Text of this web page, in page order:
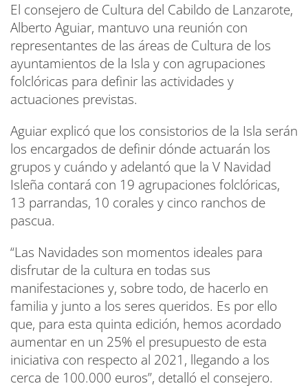
El consejero de Cultura del Cabildo de Lanzarote,
Alberto Aguiar, mantuvo una reunión con
representantes de las áreas de Cultura de los
ayuntamientos de la Isla y con agrupaciones
folclóricas para definir las actividades y
actuaciones previstas.
Aguiar explicó que los consistorios de la Isla serán
los encargados de definir dónde actuarán los
grupos y cuándo y adelantó que la V Navidad
Isleña contará con 19 agrupaciones folclóricas,
13 parrandas, 10 corales y cinco ranchos de
pascua.
“Las Navidades son momentos ideales para
disfrutar de la cultura en todas sus
manifestaciones y, sobre todo, de hacerlo en
familia y junto a los seres queridos. Es por ello
que, para esta quinta edición, hemos acordado
aumentar en un 25% el presupuesto de esta
iniciativa con respecto al 2021, llegando a los
cerca de 100.000 euros”, detalló el consejero.